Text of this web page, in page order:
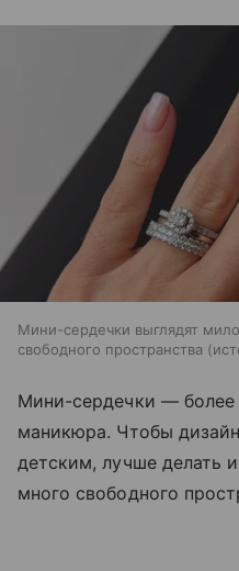
Мини-сердечки выглядят
свободного пространства
Мини-сердечки — более
маникюра. Чтобы
детским, лучше делать
много свободного